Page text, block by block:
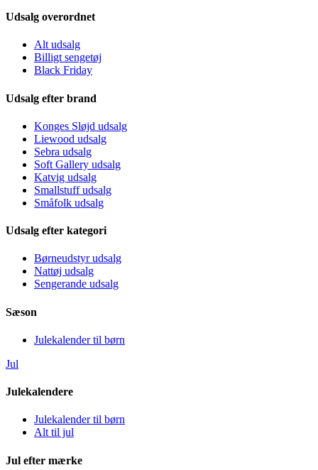
Udsalg overordnet
Alt udsalg
Billigt sengetøj
Black Friday
Udsalg efter brand
Konges Sløjd udsalg
Liewood udsalg
Sebra udsalg
Soft Gallery udsalg
Katvig udsalg
Smallstuff udsalg
Småfolk udsalg
Udsalg efter kategori
Børneudstyr udsalg
Nattøj udsalg
Sengerande udsalg
Sæson
Julekalender til børn
Jul
Julekalendere
Julekalender til børn
Alt til jul
Jul efter mærke